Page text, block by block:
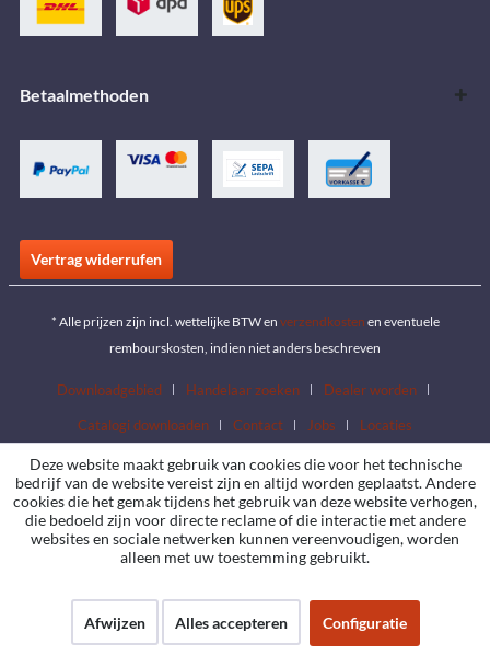
Betaalmethoden
Vertrag widerrufen
* Alle prijzen zijn incl. wettelijke BTW en verzendkosten en eventuele
rembourskosten, indien niet anders beschreven
Downloadgebied Handelaar zoeken
Dealer worden
Catalogi downloaden
Contact Jobs Locaties
Deze website maakt gebruik van cookies die voor het technische
bedrijf van de website vereist zijn en altijd worden geplaatst. Andere
cookies die het gemak tijdens het gebruik van deze website verhogen,
die bedoeld zijn voor directe reclame of die interactie met andere
websites en sociale netwerken kunnen vereenvoudigen, worden
alleen met uw toestemming gebruikt.
Afwijzen Alles accepteren Configuratie